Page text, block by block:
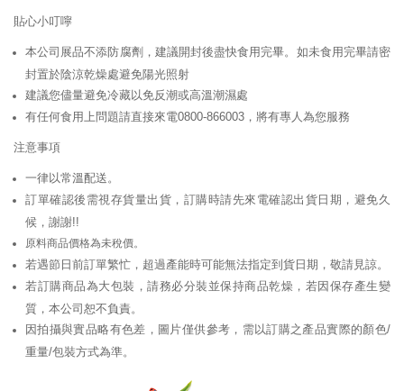
貼心小叮嚀
本公司展品不添防腐劑，建議開封後盡快食用完畢。如未食用完畢請密
封置於陰涼乾燥處避免陽光照射
建議您儘量避免冷藏以免反潮或高溫潮濕處
有任何食用上問題請直接來電0800-866003，將有專人為您服務
注意事項
一律以常溫配送。
訂單確認後需視存貨量出貨，訂購時請先來電確認出貨日期，避免久
候，謝謝!!
原料商品價格為未稅價。
若遇節日前訂單繁忙，超過產能時可能無法指定到貨日期，敬請見諒。
若訂購商品為大包裝，請務必分裝並保持商品乾燥，若因保存產生變
質，本公司恕不負責。
因拍攝與實品略有色差，圖片僅供參考，需以訂購之產品實際的顏色/
重量/包裝方式為準。